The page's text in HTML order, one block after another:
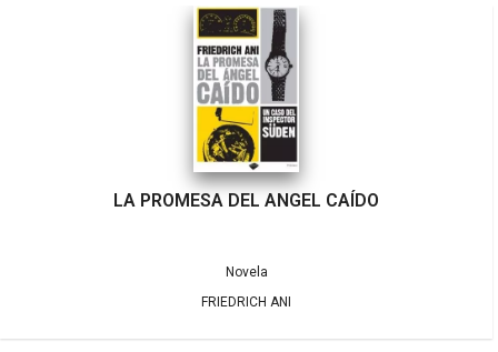
LA PROMESA DEL ANGEL CAÍDO
Novela
FRIEDRICH ANI